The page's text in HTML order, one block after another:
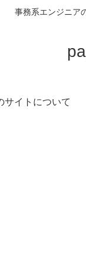
事務系エンジニア
サイトについて